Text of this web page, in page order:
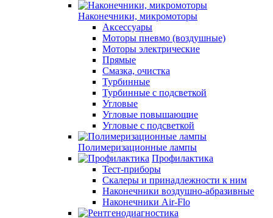
Наконечники, микромоторы
Аксессуары
Моторы пневмо (воздушные)
Моторы электрические
Прямые
Смазка, очистка
Турбинные
Турбинные с подсветкой
Угловые
Угловые повышающие
Угловые с подсветкой
Полимеризационные лампы
Профилактика
Тест-приборы
Скалеры и принадлежности к ним
Наконечники воздушно-абразивные
Наконечники Air-Flo